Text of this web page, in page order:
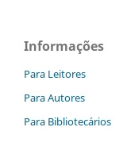
Informações
Para Leitores
Para Autores
Para Bibliotecários